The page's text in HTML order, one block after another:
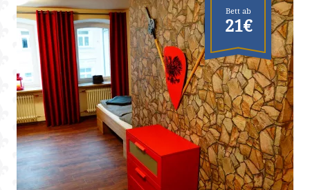
Bett ab
21€